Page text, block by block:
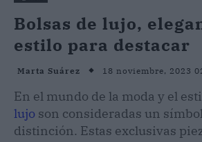
Bolsas de lujo,
estilo para destacar
Marta Suárez 18 noviembre, 2023
En el mundo de la moda y el
lujo son consideradas un
distinción. Estas exclusivas